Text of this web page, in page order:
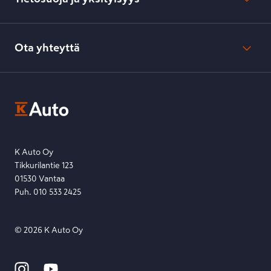
Verkkokaupan peruuttamisilmoitus
Saavutettavuus
Kesko-konsernin verkkoselailurekisteri
K-Ryhmän evästekäytännöt
Ota yhteyttä
Etsi toimipiste
K Auto Oy
Tikkurilantie 123
01530 Vantaa
Puh. 010 533 2425
© 2026 K Auto Oy